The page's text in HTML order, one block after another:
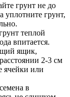
грунт не до
уплотните грунт,
теплой
впитается.
ящик,
2-3 см
ячейки или
в